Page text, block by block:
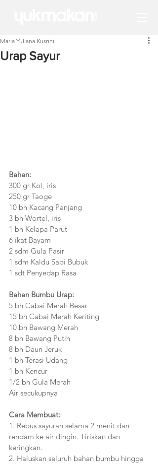
Urap Sayur
Maria Yuliana Kusrini
Bahan:
300 gr Kol, iris
250 gr Taoge
10 bh Kacang Panjang
3 bh Wortel, iris
1 bh Kelapa Parut
6 ikat Bayam
2 sdm Gula Pasir
1 sdm Kaldu Sapi Bubuk
1 sdt Penyedap Rasa
Bahan Bumbu Urap:
5 bh Cabai Merah Besar
15 bh Cabai Merah Keriting
10 bh Bawang Merah
8 bh Bawang Putih
8 bh Daun Jeruk
1 bh Terasi Udang
1 bh Kencur
1/2 bh Gula Merah
Air secukupnya
Cara Membuat:
1. Rebus sayuran selama 2 menit dan
rendam ke air dingin. Tiriskan dan
keringkan.
2. Haluskan seluruh bahan bumbu hingga